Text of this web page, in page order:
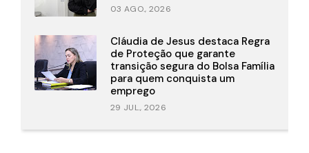
03 AGO., 2026
Cláudia de Jesus destaca Regra
de Proteção que garante
transição segura do Bolsa Família
para quem conquista um
emprego
29 JUL., 2026